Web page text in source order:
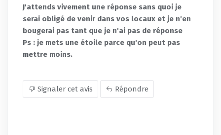
J'attends vivement une réponse sans quoi je
serai obligé de venir dans vos locaux et je n'en
bougerai pas tant que je n'ai pas de réponse
Ps : je mets une étoile parce qu'on peut pas
mettre moins.
Signaler cet avis Répondre